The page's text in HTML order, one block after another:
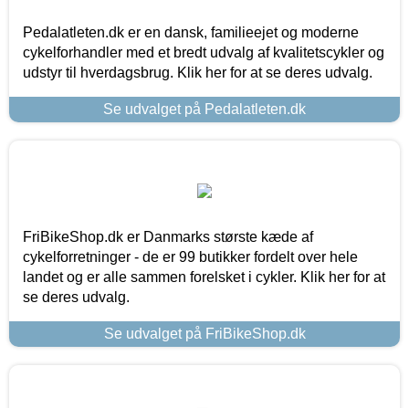
Pedalatleten.dk er en dansk, familieejet og moderne
cykelforhandler med et bredt udvalg af kvalitetscykler og
udstyr til hverdagsbrug. Klik her for at se deres udvalg.
Se udvalget på Pedalatleten.dk
FriBikeShop.dk er Danmarks største kæde af
cykelforretninger - de er 99 butikker fordelt over hele
landet og er alle sammen forelsket i cykler. Klik her for at
se deres udvalg.
Se udvalget på FriBikeShop.dk